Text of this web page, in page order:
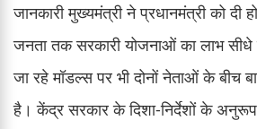
जानकारी मुख्यमंत्री ने प्रधानमंत्री को दी
जनता तक सरकारी योजनाओं का लाभ
जा रहे मॉडल्स पर भी दोनों नेताओं के बीच
है। केंद्र सरकार के दिशा-निर्देशों के